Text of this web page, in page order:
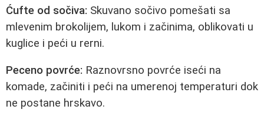
Ćufte od sočiva: Skuvano sočivo pomešati sa
mlevenim brokolijem, lukom i začinima, oblikovati u
kuglice i peći u rerni.
Peceno povrće: Raznovrsno povrće iseći na
komade, začiniti i peći na umerenoj temperaturi dok
ne postane hrskavo.